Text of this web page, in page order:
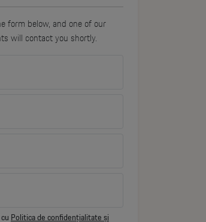
form below, and one of our
will contact you shortly.
Politica de confidențialitate și